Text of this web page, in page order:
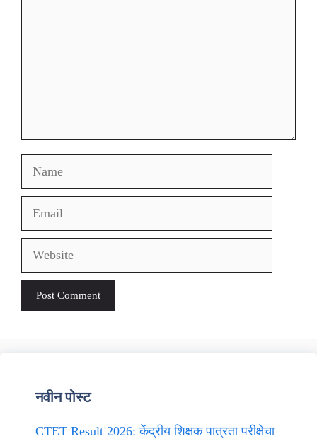
Name
Email
Website
नवीन पोस्ट
CTET Result 2026: केंद्रीय शिक्षक पात्रता परीक्षेचा